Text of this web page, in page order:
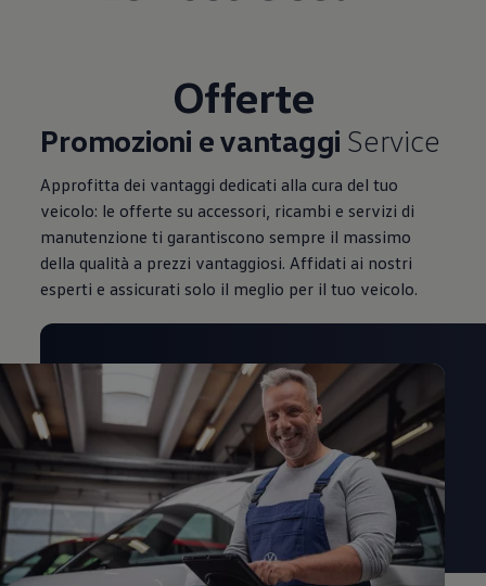
Guida autonoma
ID. Buzz al World Ducati Week 2026
Contatti
Offerte
Promozioni e vantaggi Service
Approfitta dei vantaggi dedicati alla cura del tuo
veicolo: le offerte su accessori, ricambi e servizi di
manutenzione ti garantiscono sempre il massimo
della qualità a prezzi vantaggiosi. Affidati ai nostri
esperti e assicurati solo il meglio per il tuo veicolo.